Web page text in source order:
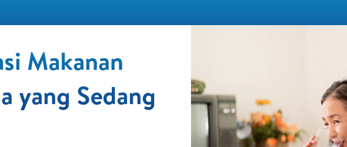
Makanan
yang Sedang